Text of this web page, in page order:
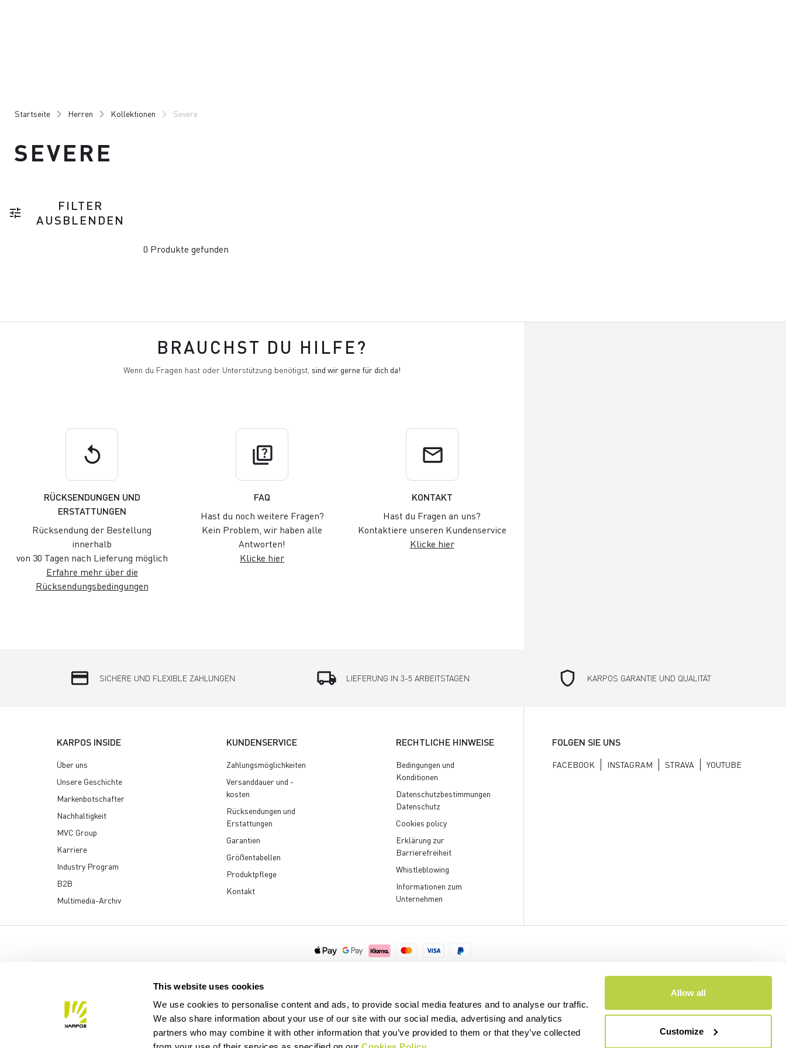
This website uses cookies
We use cookies to personalise content and ads, to provide social media features and to analyse our traffic.
We also share information about your use of our site with our social media, advertising and analytics
partners who may combine it with other information that you’ve provided to them or that they’ve collected
Allow all
Customize
Startseite Herren Kollektionen Severe
SEVERE
tune
FILTER
AUSBLENDEN
0 Produkte gefunden
BRAUCHST DU HILFE?
Wenn du Fragen hast oder Unterstützung benötigst, sind wir gerne für dich da!
replay
RÜCKSENDUNGEN UND
ERSTATTUNGEN
Rücksendung der Bestellung
innerhalb
von 30 Tagen nach Lieferung möglich
Erfahre mehr über die
Rücksendungsbedingungen
quiz
FAQ
Hast du noch weitere Fragen?
Kein Problem, wir haben alle
Antworten!
Klicke hier
email
KONTAKT
Hast du Fragen an uns?
Kontaktiere unseren Kundenservice
Klicke hier
credit_card SICHERE UND FLEXIBLE ZAHLUNGEN local_shipping LIEFERUNG IN 3-5 ARBEITSTAGEN shield KARPOS GARANTIE UND QUALITÄT
KARPOS INSIDE
Über uns
Unsere Geschichte
Markenbotschafter
Nachhaltigkeit
MVC Group
Karriere
Industry Program
B2B
Multimedia-Archiv
KUNDENSERVICE
Zahlungsmöglichkeiten
Versanddauer und -
kosten
Rücksendungen und
Erstattungen
Garantien
Größentabellen
Produktpflege
Kontakt
RECHTLICHE HINWEISE
Bedingungen und
Konditionen
Datenschutzbestimmungen
Datenschutz
Cookies policy
Erklärung zur
Barrierefreiheit
Whistleblowing
Informationen zum
Unternehmen
FOLGEN SIE UNS
FACEBOOK INSTAGRAM STRAVA YOUTUBE